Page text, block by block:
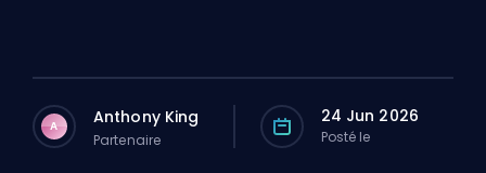
A Anthony King
Partenaire
24 Jun 2026
Posté le